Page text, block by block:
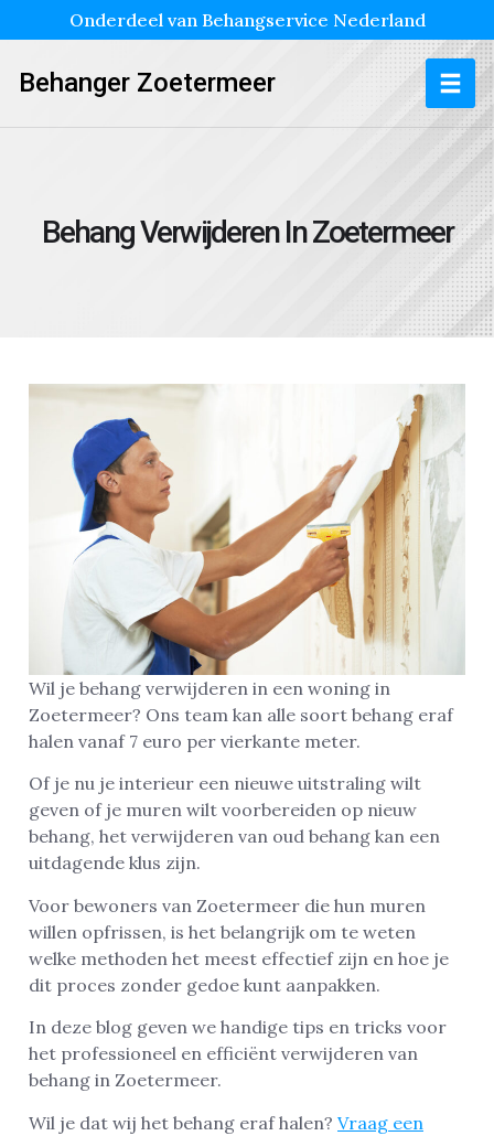
Onderdeel van Behangservice Nederland
Behanger Zoetermeer
Behang Verwijderen In Zoetermeer
Wil je behang verwijderen in een woning in
Zoetermeer? Ons team kan alle soort behang eraf
halen vanaf 7 euro per vierkante meter.
Of je nu je interieur een nieuwe uitstraling wilt
geven of je muren wilt voorbereiden op nieuw
behang, het verwijderen van oud behang kan een
uitdagende klus zijn.
Voor bewoners van Zoetermeer die hun muren
willen opfrissen, is het belangrijk om te weten
welke methoden het meest effectief zijn en hoe je
dit proces zonder gedoe kunt aanpakken.
In deze blog geven we handige tips en tricks voor
het professioneel en efficiënt verwijderen van
behang in Zoetermeer.
Wil je dat wij het behang eraf halen? Vraag een